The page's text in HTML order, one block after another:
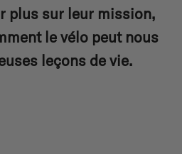
plus sur leur mission,
le vélo peut nous
leçons de vie.